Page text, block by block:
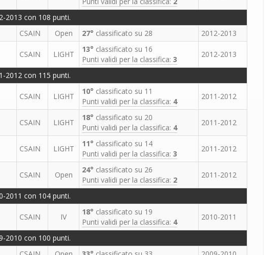
2013 con 108 punti.
CSAIN Open 27° classificato su 28 2012-2013
CSAIN LIGHT
13° classificato su 16
Punti validi per la classifica: 3
2012-2013
2012 con 115 punti.
CSAIN LIGHT
10° classificato su 11
Punti validi per la classifica: 4
2011-2012
CSAIN LIGHT
18° classificato su 20
Punti validi per la classifica: 4
2011-2012
CSAIN LIGHT
11° classificato su 14
Punti validi per la classifica: 3
2011-2012
CSAIN Open
24° classificato su 26
Punti validi per la classifica: 2
2011-2012
2011 con 104 punti.
CSAIN IV
18° classificato su 19
Punti validi per la classifica: 4
2010-2011
2010 con 100 punti.